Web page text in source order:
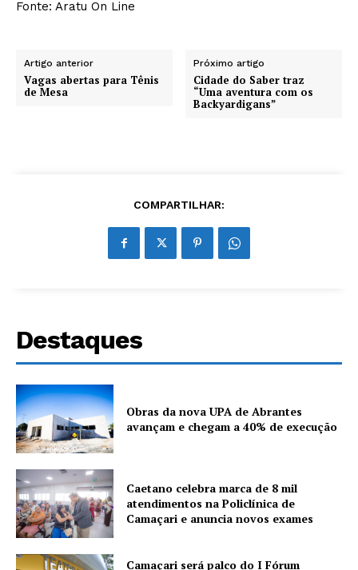
Fonte: Aratu On Line
Artigo anterior
Vagas abertas para Tênis
de Mesa
Próximo artigo
Cidade do Saber traz
“Uma aventura com os
Backyardigans”
COMPARTILHAR:
Destaques
Obras da nova UPA de Abrantes
avançam e chegam a 40% de execução
Caetano celebra marca de 8 mil
atendimentos na Policlínica de
Camaçari e anuncia novos exames
Camaçari será palco do I Fórum